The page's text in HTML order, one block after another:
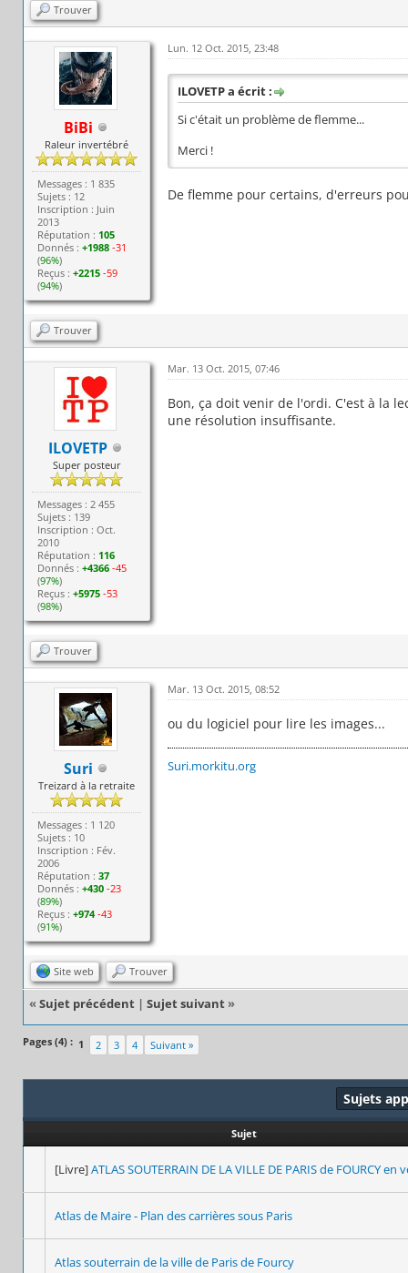
Trouver
BiBi
Raleur invertébré
Messages : 1 835
Sujets : 12
Inscription : Juin
2013
Réputation : 105
Donnés :+1988 -31
(96%)
Reçus :+2215 -59
(94%)
Lun. 12 Oct. 2015, 23:48
ILOVETP a écrit :
Si c'était un problème de flemme...
Merci !
De flemme pour certains, d'erreurs
Trouver
ILOVETP
Super posteur
Messages : 2 455
Sujets : 139
Inscription : Oct.
2010
Réputation : 116
Donnés :+4366 -45
(97%)
Reçus :+5975 -53
(98%)
Mar. 13 Oct. 2015, 07:46
Bon, ça doit venir de l'ordi. C'est à la
une résolution insuffisante.
Trouver
Suri
Treizard à la retraite
Messages : 1 120
Sujets : 10
Inscription : Fév.
2006
Réputation :37
Donnés :+430 -23
(89%)
Reçus :+974 -43
(91%)
Mar. 13 Oct. 2015, 08:52
ou du logiciel pour lire les images...
Suri.morkitu.org
Site web Trouver
« Sujet précédent | Sujet suivant »
Pages (4) : 1 2 3 4 Suivant »
Sujets
Sujet
[Livre]ATLAS SOUTERRAIN DE LA VILLE DE PARIS de FOURCY en
Atlas de Maire - Plan des carrières sous Paris
Atlas souterrain de la ville de Paris de Fourcy